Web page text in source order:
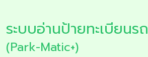
ระบบอ่านป้ายทะเบียนรถ
(Park-Matic+)